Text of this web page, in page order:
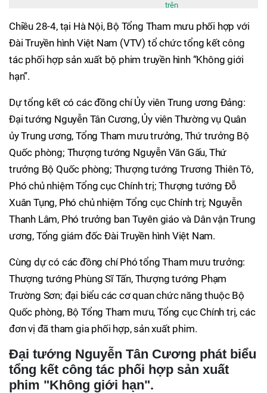
trên
Chiều 28-4, tại Hà Nội, Bộ Tổng Tham mưu phối hợp với
Đài Truyền hình Việt Nam (VTV) tổ chức tổng kết công
tác phối hợp sản xuất bộ phim truyền hình “Không giới
hạn”.
Dự tổng kết có các đồng chí Ủy viên Trung ương Đảng:
Đại tướng Nguyễn Tân Cương, Ủy viên Thường vụ Quân
ủy Trung ương, Tổng Tham mưu trưởng, Thứ trưởng Bộ
Quốc phòng; Thượng tướng Nguyễn Văn Gấu, Thứ
trưởng Bộ Quốc phòng; Thượng tướng Trương Thiên Tô,
Phó chủ nhiệm Tổng cục Chính trị; Thượng tướng Đỗ
Xuân Tụng, Phó chủ nhiệm Tổng cục Chính trị; Nguyễn
Thanh Lâm, Phó trưởng ban Tuyên giáo và Dân vận Trung
ương, Tổng giám đốc Đài Truyền hình Việt Nam.
Cùng dự có các đồng chí Phó tổng Tham mưu trưởng:
Thượng tướng Phùng Sĩ Tấn, Thượng tướng Phạm
Trường Sơn; đại biểu các cơ quan chức năng thuộc Bộ
Quốc phòng, Bộ Tổng Tham mưu, Tổng cục Chính trị, các
đơn vị đã tham gia phối hợp, sản xuất phim.
Đại tướng Nguyễn Tân Cương phát biểu
tổng kết công tác phối hợp sản xuất
phim "Không giới hạn".